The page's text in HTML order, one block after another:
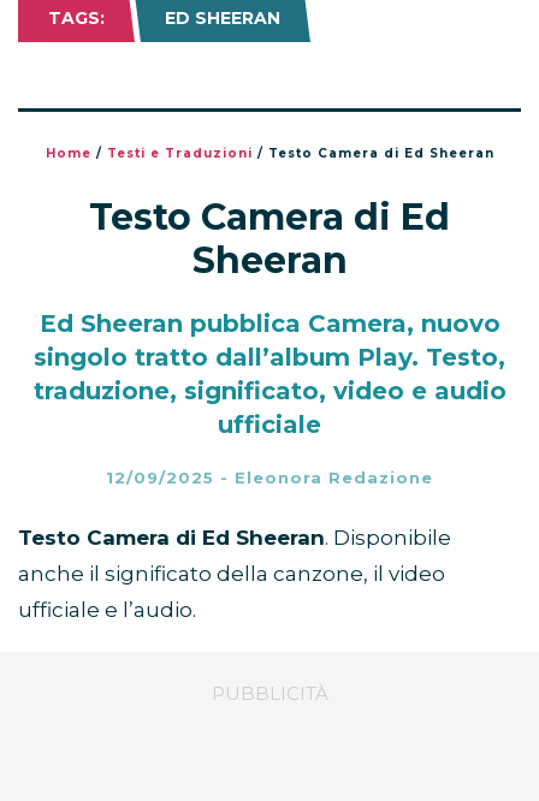
TAGS: ED SHEERAN
Home / Testi e Traduzioni / Testo Camera di Ed Sheeran
Testo Camera di Ed
Sheeran
Ed Sheeran pubblica Camera, nuovo
singolo tratto dall’album Play. Testo,
traduzione, significato, video e audio
ufficiale
12/09/2025 - Eleonora Redazione
Testo Camera di Ed Sheeran. Disponibile
anche il significato della canzone, il video
ufficiale e l’audio.